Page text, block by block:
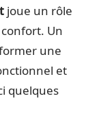
joue un rôle
confort. Un
une
et
quelques